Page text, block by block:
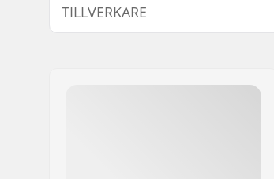
Driver sida:
Krank Axel Diameter:
TILLVERKARE